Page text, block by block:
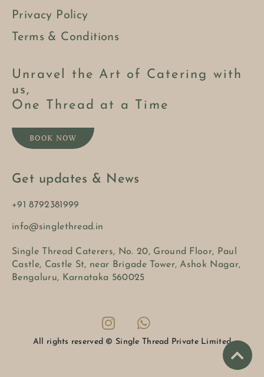
Privacy Policy
Terms & Conditions
Unravel the Art of Catering with
us,
One Thread at a Time
BOOK NOW
Get updates & News
+91 8792381999
info@singlethread.in
Single Thread Caterers, No. 20, Ground Floor, Paul
Castle, Castle St, near Brigade Tower, Ashok Nagar,
Bengaluru, Karnataka 560025
All rights reserved © Single Thread Private Limited